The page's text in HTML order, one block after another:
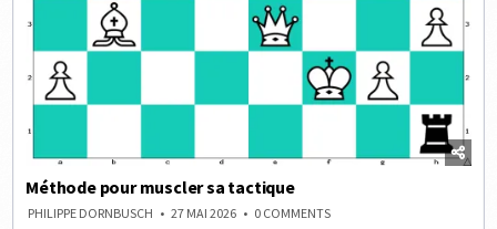
Méthode pour muscler sa tactique
PHILIPPE DORNBUSCH 27 MAI 2026 0 COMMENTSON